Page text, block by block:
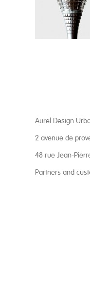
Aurel Design
2 avenue de
48 rue Jean-
Partners and